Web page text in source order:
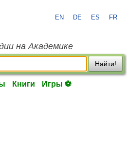
EN DE ES FR
на Академике
Найти!
Книги Игры ⚽